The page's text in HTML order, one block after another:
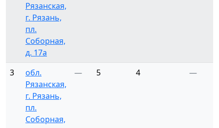
Рязанская,
г. Рязань,
пл.
Соборная,
д. 17а
3
обл.
Рязанская,
г. Рязань,
пл.
Соборная,
— 5 4 —